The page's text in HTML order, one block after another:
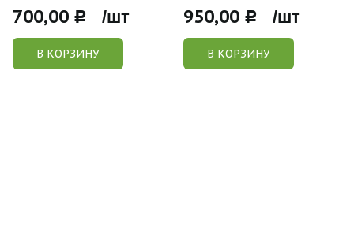
700,00 Р /шт
В КОРЗИНУ
950,00 Р /шт
В КОРЗИНУ